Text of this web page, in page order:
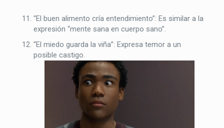
“El buen alimento cría entendimiento”: Es similar a la
expresión “mente sana en cuerpo sano”.
“El miedo guarda la viña”: Expresa temor a un
posible castigo.